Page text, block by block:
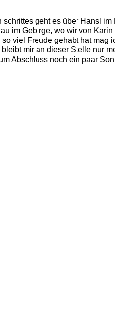
schrittes geht es über Hansl
im Gebirge, wo wir von
so viel Freude gehabt hat mag
bleibt mir an dieser Stelle nur
Abschluss noch ein paar